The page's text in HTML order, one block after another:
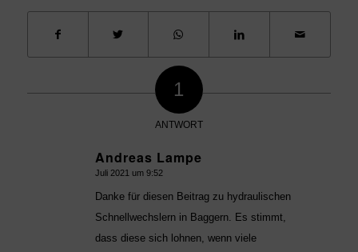
1
ANTWORT
Andreas Lampe
sagte:
Juli 2021 um 9:52
Danke für diesen Beitrag zu hydraulischen
Schnellwechslern in Baggern. Es stimmt,
dass diese sich lohnen, wenn viele